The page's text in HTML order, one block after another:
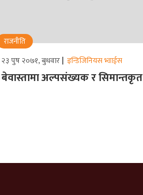
राजनीति
२३ पुष २०७१, बुधवार इन्डिजिनियस भ्वाईस
बेवास्तामा अल्पसंख्यक र सिमान्तकृत